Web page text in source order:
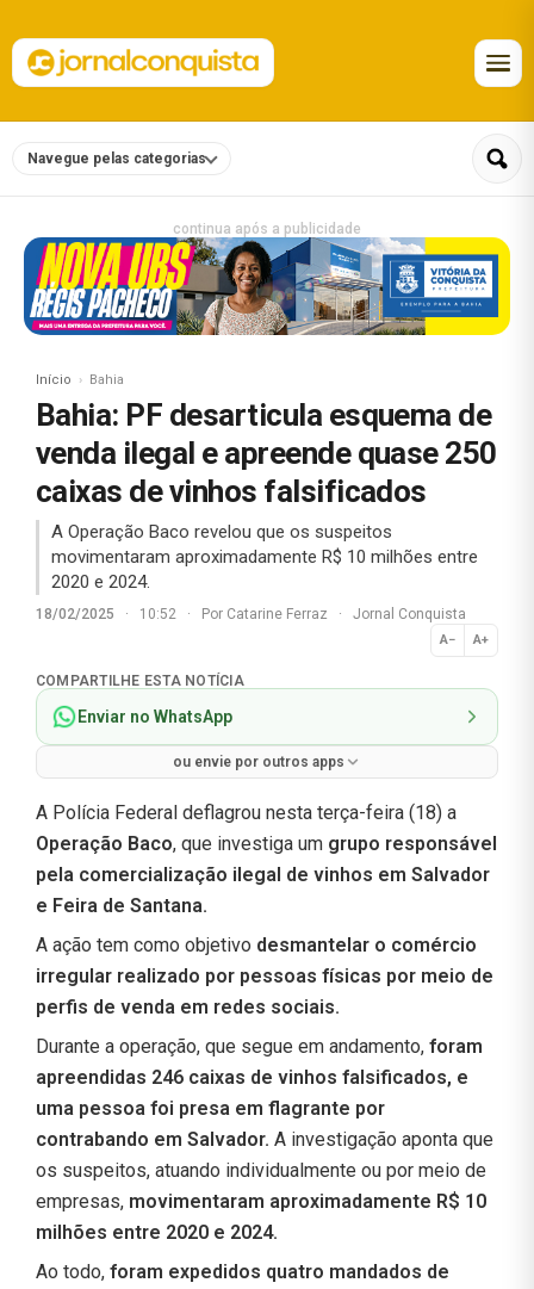
Navegue pelas categorias
continua após a publicidade
Início Bahia
Bahia: PF desarticula esquema de
venda ilegal e apreende quase 250
caixas de vinhos falsificados
A Operação Baco revelou que os suspeitos
movimentaram aproximadamente R$ 10 milhões entre
2020 e 2024.
18/02/2025 · 10:52 · Por Catarine Ferraz · Jornal Conquista
A− A+
Normal
COMPARTILHE ESTA NOTÍCIA
Enviar no WhatsApp
ou envie por outros apps
A Polícia Federal deflagrou nesta terça-feira (18) a
Operação Baco, que investiga um grupo responsável
pela comercialização ilegal de vinhos em Salvador
e Feira de Santana.
A ação tem como objetivo desmantelar o comércio
irregular realizado por pessoas físicas por meio de
perfis de venda em redes sociais.
Durante a operação, que segue em andamento, foram
apreendidas 246 caixas de vinhos falsificados, e
uma pessoa foi presa em flagrante por
contrabando em Salvador. A investigação aponta que
os suspeitos, atuando individualmente ou por meio de
empresas, movimentaram aproximadamente R$ 10
milhões entre 2020 e 2024.
Ao todo, foram expedidos quatro mandados de